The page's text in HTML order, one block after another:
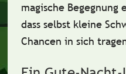
magische
dass selbst kleine
Chancen in sich